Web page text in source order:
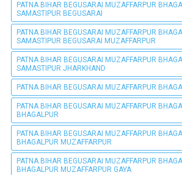
PATNA BIHAR BEGUSARAI MUZAFFARPUR
SAMASTIPUR BEGUSARAI
PATNA BIHAR BEGUSARAI MUZAFFARPUR
SAMASTIPUR BEGUSARAI MUZAFFARPUR
PATNA BIHAR BEGUSARAI MUZAFFARPUR
SAMASTIPUR JHARKHAND
PATNA BIHAR BEGUSARAI MUZAFFARPUR
PATNA BIHAR BEGUSARAI MUZAFFARPUR
BHAGALPUR
PATNA BIHAR BEGUSARAI MUZAFFARPUR
BHAGALPUR MUZAFFARPUR
PATNA BIHAR BEGUSARAI MUZAFFARPUR
BHAGALPUR MUZAFFARPUR GAYA